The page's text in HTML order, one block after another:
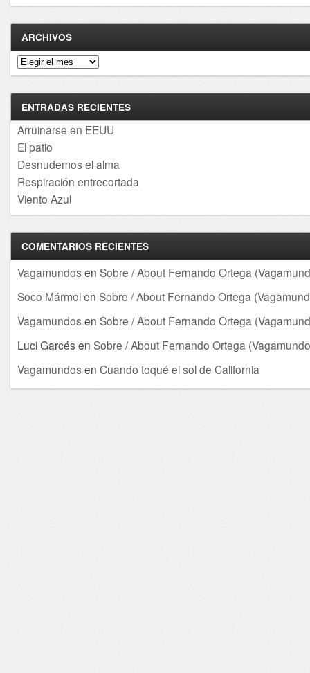
ARCHIVOS
Archivos
ENTRADAS RECIENTES
Arruinarse en EEUU
El patio
Desnudemos el alma
Respiración entrecortada
Viento Azul
COMENTARIOS RECIENTES
Vagamundos en Sobre / About Fernando Ortega
Soco Mármolen Sobre / About Fernando Ortega
Vagamundos en Sobre / About Fernando Ortega
Luci Garcés en Sobre / About Fernando Ortega
Vagamundos en Cuando toqué el sol de California